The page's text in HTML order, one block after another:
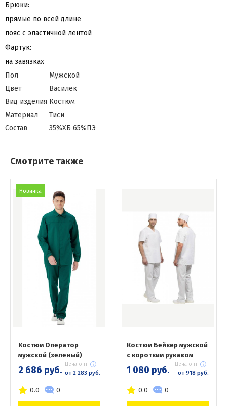
Брюки:
прямые по всей длине
пояс с эластичной лентой
Фартук:
на завязках
Пол
Мужской
Цвет
Василек
Вид изделия Костюм
Материал
Тиси
Состав
35%ХБ 65%ПЭ
Смотрите также
Новинка
Костюм Оператор
мужской (зеленый)
2 686 руб. Цена опт:
от 2 283 руб.
0.0 0
Костюм Бейкер мужской
с коротким рукавом
1 080 руб. Цена опт:
от 918 руб.
0.0 0